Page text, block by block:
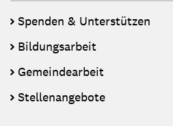
Spenden & Unterstützen
Bildungsarbeit
Gemeindearbeit
Stellenangebote